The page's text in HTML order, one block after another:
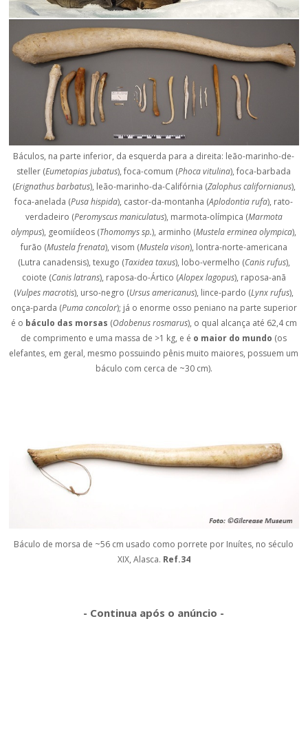
Báculos, na parte inferior, da esquerda para a direita: leão-marinho-de-
steller (Eumetopias jubatus), foca-comum (Phoca vitulina), foca-barbada
(Erignathus barbatus), leão-marinho-da-Califórnia (Zalophus californianus),
foca-anelada (Pusa hispida), castor-da-montanha (Aplodontia rufa), rato-
verdadeiro (Peromyscus maniculatus), marmota-olímpica (Marmota
olympus), geomiídeos (Thomomys sp.), arminho (Mustela erminea olympica),
furão (Mustela frenata), visom (Mustela vison), lontra-norte-americana
(Lutra canadensis), texugo (Taxidea taxus), lobo-vermelho (Canis rufus),
coiote (Canis latrans), raposa-do-Ártico (Alopex lagopus), raposa-anã
(Vulpes macrotis), urso-negro (Ursus americanus), lince-pardo (Lynx rufus),
onça-parda (Puma concolor); já o enorme osso peniano na parte superior
é o báculo das morsas (Odobenus rosmarus), o qual alcança até 62,4 cm
de comprimento e uma massa de >1 kg, e é o maior do mundo (os
elefantes, em geral, mesmo possuindo pênis muito maiores, possuem um
báculo com cerca de ~30 cm).
Báculo de morsa de ~56 cm usado como porrete por Inuítes, no século
XIX, Alasca. Ref.34
- Continua após o anúncio -